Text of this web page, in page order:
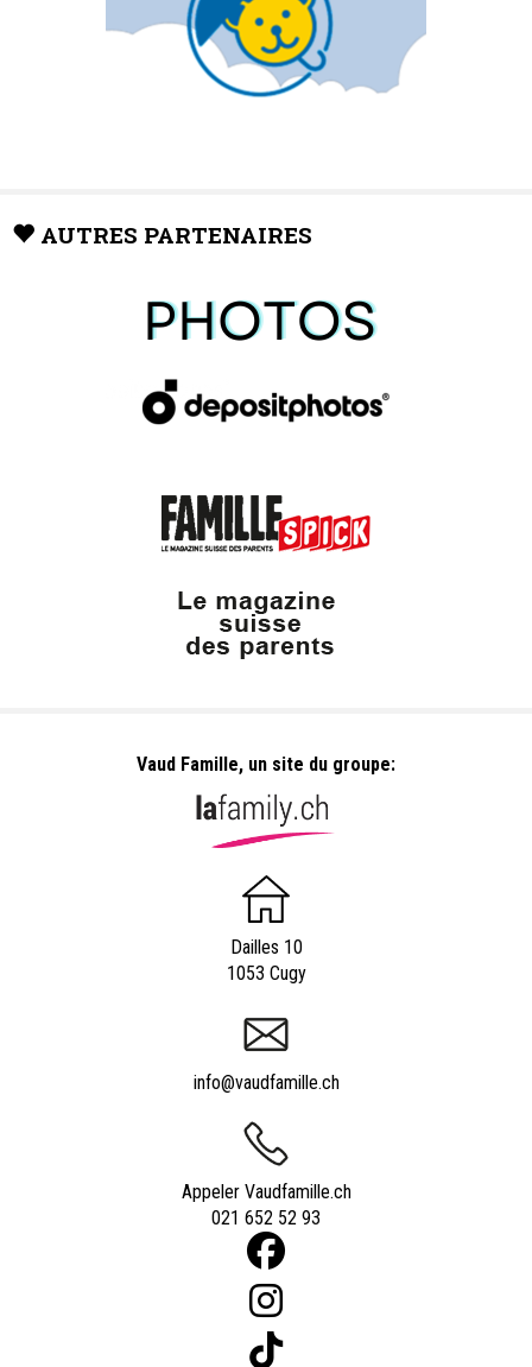
AUTRES PARTENAIRES
Vaud Famille, un site du groupe:
Dailles 10
1053 Cugy
info@vaudfamille.ch
Appeler Vaudfamille.ch
021 652 52 93